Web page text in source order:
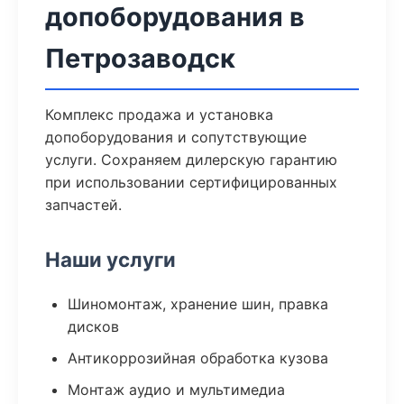
допоборудования в
Петрозаводск
Комплекс продажа и установка
допоборудования и сопутствующие
услуги. Сохраняем дилерскую гарантию
при использовании сертифицированных
запчастей.
Наши услуги
Шиномонтаж, хранение шин, правка
дисков
Антикоррозийная обработка кузова
Монтаж аудио и мультимедиа